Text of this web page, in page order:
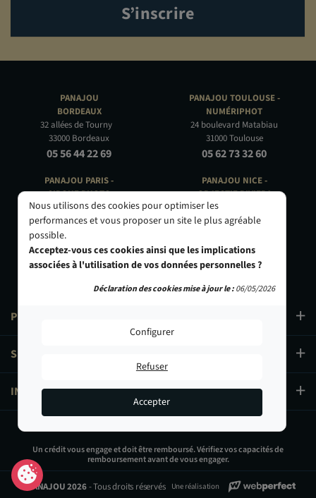
1 199,00 €
Ajouter au panier
S’inscrire
PANAJOU
BORDEAUX
32 allées de Tourny
33000 Bordeaux
05 56 44 22 69
PANAJOU PARIS -
CIRQUE PHOTO
9, bd des Filles-du-Calvaire
75003 Paris
01 40 29 91 91
PRODUITS
SERVICES
INFORMATIONS
PANAJOU TOULOUSE -
NUMÉRIPHOT
24 boulevard Matabiau
31000 Toulouse
05 62 73 32 60
PANAJOU NICE -
OBJECTIF RIVIERA
24 Rue de l'Hôtel des Postes
06000 Nice
Un crédit vous engage et doit être remboursé. Vérifiez vos capacités de
remboursement avant de vous engager.
© PANAJOU 2026- Tous droits réservés Une réalisation
Nous utilisons des cookies pour optimiser les
performances et vous proposer un site le plus agréable
possible.
Acceptez-vous ces cookies ainsi que les implications
associées à l'utilisation de vos données personnelles ?
Configurer
Refuser
Accepter
Déclaration des cookies mise à jour le :06/05/2026